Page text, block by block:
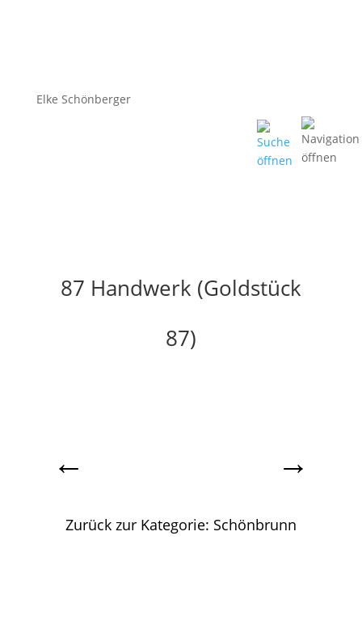
Elke Schönberger
87 Handwerk (Goldstück
87)
← →
Zurück zur Kategorie: Schönbrunn